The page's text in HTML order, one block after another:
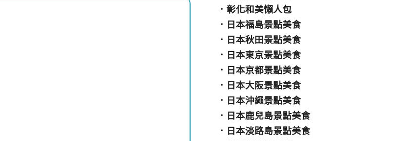
．彰化和美懶人包
． 日本福島景點美食
． 日本秋田景點美食
． 日本東京景點美食
． 日本京都景點美食
． 日本大阪景點美食
． 日本沖繩景點美食
． 日本鹿兒島景點美食
． 日本淡路島景點美食